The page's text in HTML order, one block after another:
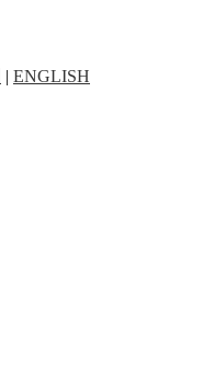
| ENGLISH